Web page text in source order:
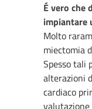
É vero che
impiantare
Molto
miectomia
Spesso tali
alterazioni
cardiaco